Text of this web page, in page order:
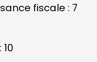
fiscale : 7
10